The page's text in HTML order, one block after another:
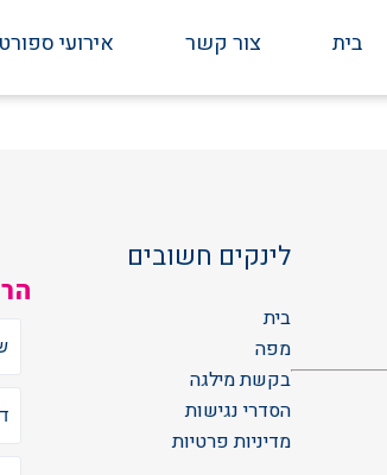
אירועי צור קשר בית
לינקים חשובים
בית
מפה
בקשת מילגה
הסדרי נגישות
מדיניות פרטיות